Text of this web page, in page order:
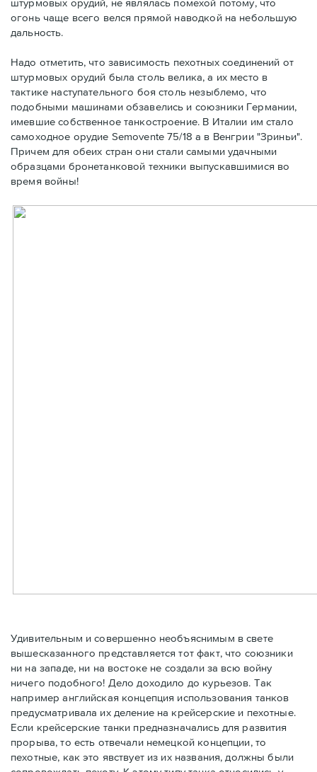
огонь чаще всего велся прямой наводкой на небольшую
дальность.
Надо отметить, что зависимость пехотных соединений от
штурмовых орудий была столь велика, а их место в
тактике наступательного боя столь незыблемо, что
подобными машинами обзавелись и союзники Германии,
имевшие собственное танкостроение. В Италии им стало
самоходное орудие Semovente 75/18 а в Венгрии "Зриньи".
Причем для обеих стран они стали самыми удачными
образцами бронетанковой техники выпускавшимися во
время войны!
Удивительным и совершенно необъяснимым в свете
вышесказанного представляется тот факт, что союзники
ни на западе, ни на востоке не создали за всю войну
ничего подобного! Дело доходило до курьезов. Так
например английская концепция использования танков
предусматривала их деление на крейсерские и пехотные.
Если крейсерские танки предназначались для развития
прорыва, то есть отвечали немецкой концепции, то
пехотные, как это явствует из их названия, должны были